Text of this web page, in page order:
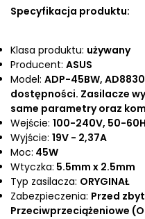
Specyfikacja produktu:
Klasa produktu: używany
Producent: ASUS
Model: ADP-45BW,
dostępności. Zasilacze
same parametry oraz
Wejście: 100-240V, 50-
Wyjście: 19V - 2,37A
Moc: 45W
Wtyczka: 5.5mm x 2.5mm
Typ zasilacza: ORYGINAŁ
Zabezpieczenia: Przed
Przeciwprzeciążeniowe